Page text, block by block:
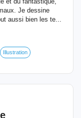
Je dessine
aussi bien les te...
Illustration